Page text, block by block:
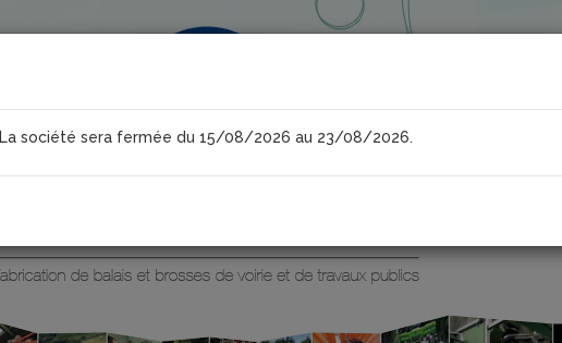
La société sera fermée du 15/08/2026 au 23/08/2026.